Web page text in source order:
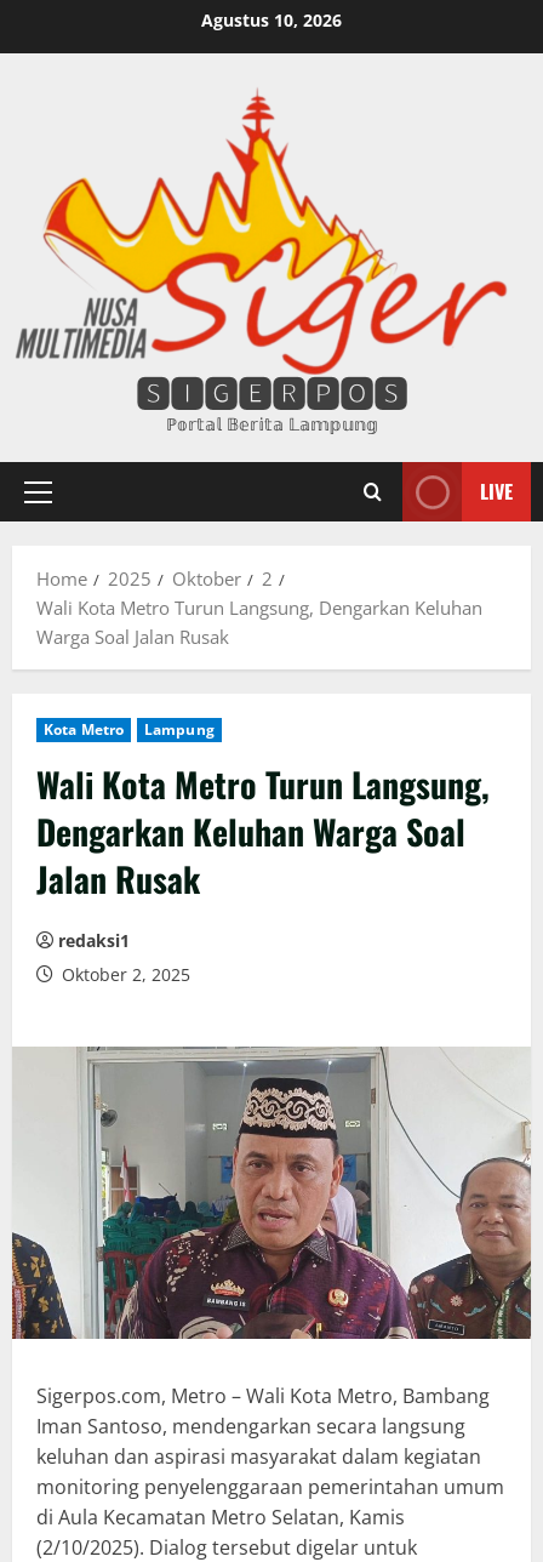
Agustus 10, 2026
🆂🅸🅶🅴🆁🅿🅾🆂
ℙ𝕠𝕣𝕥𝕒𝕝 𝔹𝕖𝕣𝕚𝕥𝕒 𝕃𝕒𝕞𝕡𝕦𝕟𝕘
Primary
LIVE
Home 2025 Oktober
2
Wali Kota Metro Turun Langsung, Dengarkan Keluhan
Warga Soal Jalan Rusak
Kota Metro Lampung
Wali Kota Metro Turun Langsung,
Dengarkan Keluhan Warga Soal
Jalan Rusak
redaksi1
Oktober 2, 2025
Sigerpos.com, Metro – Wali Kota Metro, Bambang
Iman Santoso, mendengarkan secara langsung
keluhan dan aspirasi masyarakat dalam kegiatan
monitoring penyelenggaraan pemerintahan umum
di Aula Kecamatan Metro Selatan, Kamis
(2/10/2025). Dialog tersebut digelar untuk